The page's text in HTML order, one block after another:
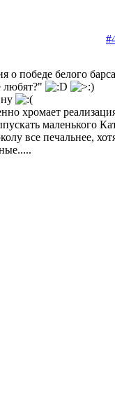
о победе белого
любят?"
хромает
маленького
все печальнее,